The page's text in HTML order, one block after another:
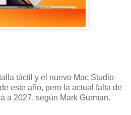
táctil y el nuevo Mac Studio
este año, pero la actual falta de
a 2027, según Mark Gurman.